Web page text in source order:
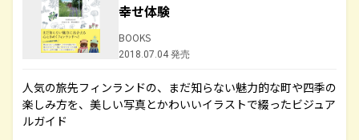
幸せ体験
BOOKS
2018.07.04 発売
人気の旅先フィンランドの、まだ知らない魅力的な町や四季の
楽しみ方を、美しい写真とかわいいイラストで綴ったビジュア
ルガイド